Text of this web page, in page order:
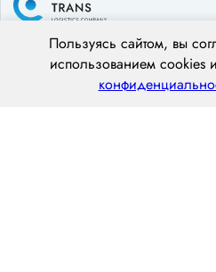
ООО «ЦЕНТРАЛ ТРАНС»
Пользуясь сайтом, вы
использованием cookies и